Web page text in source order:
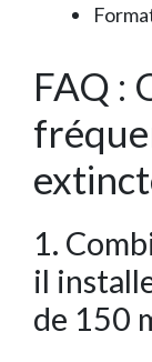
FAQ :
1.
il
de 150